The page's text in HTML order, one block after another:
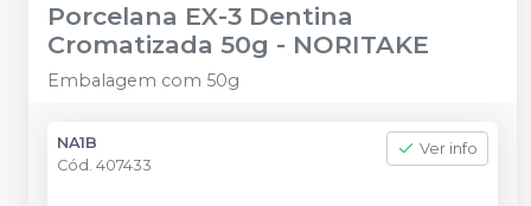
Porcelana EX-3 Dentina
Cromatizada 50g - NORITAKE
Embalagem com 50g
NA1B
Cód. 407433
Ver info